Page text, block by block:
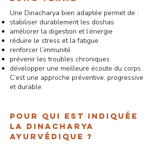
Une Dinacharya bien adaptée permet de :
stabiliser durablement les doshas
améliorer la digestion et l’énergie
réduire le stress et la fatigue
renforcer l’immunité
prévenir les troubles chroniques
développer une meilleure écoute du corps
C’est une approche préventive, progressive
et durable.
Pour qui est indiquée
la Dinacharya
ayurvédique ?